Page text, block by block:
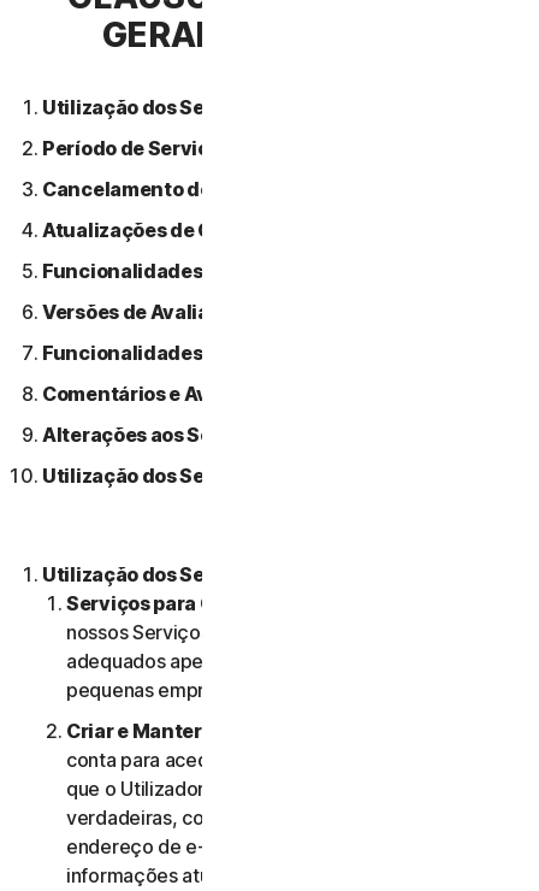
GERAIS DE SERVIÇO
Utilização dos Serviços.
Período de Serviço.
Cancelamento do Serviço.
Atualizações de Conteúdo.
Funcionalidades ou Conteúdos de Terceiros.
Versões de Avaliação Gratuitas.
Funcionalidades Beta.
Comentários e Avaliações.
Alterações aos Serviços.
Utilização dos Serviços Através de uma Rede.
Utilização dos Serviços.
Serviços para Consumidores ou Empresas
nossos Serviços para Consumidores são criados e
adequados apenas para consumidores e não para
pequenas empresas.
Criar e Manter uma Conta.
conta para aceder e usar os Serviços. É importante
que o Utilizador forneça informações de conta
verdadeiras, completas e atualizadas (incluindo um
endereço de e-mail válido) e mantenha essas
informações atualizadas. Se não o fizer,